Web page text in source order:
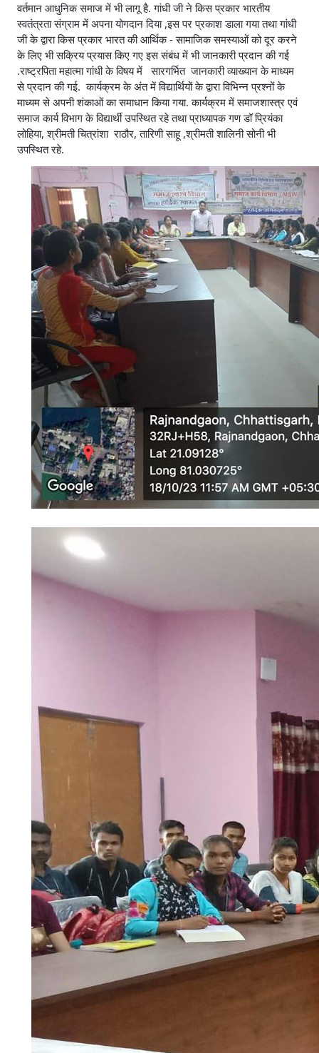
वर्तमान आधुनिक समाज में भी लागू है. गांधी जी ने किस प्रकार भारतीय
स्वतंत्रता संग्राम में अपना योगदान दिया ,इस पर प्रकाश डाला गया तथा गांधी
जी के द्वारा किस प्रकार भारत की आर्थिक - सामाजिक समस्याओं को दूर करने
के लिए भी सक्रिय प्रयास किए गए इस संबंध में भी जानकारी प्रदान की गई
.राष्ट्रपिता महात्मा गांधी के विषय में सारगर्भित जानकारी व्याख्यान के माध्यम
से प्रदान की गई. कार्यक्रम के अंत में विद्यार्थियों के द्वारा विभिन्न प्रश्नों के
माध्यम से अपनी शंकाओं का समाधान किया गया. कार्यक्रम में समाजशास्त्र एवं
समाज कार्य विभाग के विद्यार्थी उपस्थित रहे तथा प्राध्यापक गण डॉ प्रियंका
लोहिया, श्रीमती चित्रांशा राठौर, तारिणी साहू ,श्रीमती शालिनी सोनी भी
उपस्थित रहे.